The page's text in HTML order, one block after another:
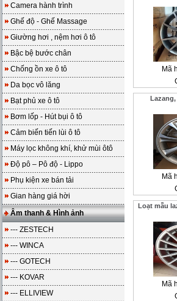
Camera hành trình
Ghế độ - Ghế Massage
Giường hơi , nệm hơi ô tô
Bậc bệ bước chân
Chống ồn xe ô tô
Da bọc vô lăng
Bạt phủ xe ô tô
Bơm lốp - Hút bụi ô tô
Cảm biến tiến lùi ô tô
Máy lọc không khí, khử mùi ôtô
Độ pô – Pô độ - Lippo
Phụ kiện xe bán tải
Gian hàng giá hời
Âm thanh & Hình ảnh
--- ZESTECH
--- WINCA
--- GOTECH
--- KOVAR
--- ELLIVIEW
Mã
Lazang,
Mã
Loạt mẫu
Mã